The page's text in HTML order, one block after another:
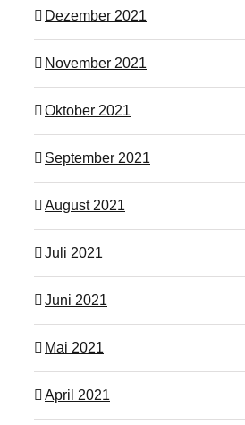
Dezember 2021
November 2021
Oktober 2021
September 2021
August 2021
Juli 2021
Juni 2021
Mai 2021
April 2021